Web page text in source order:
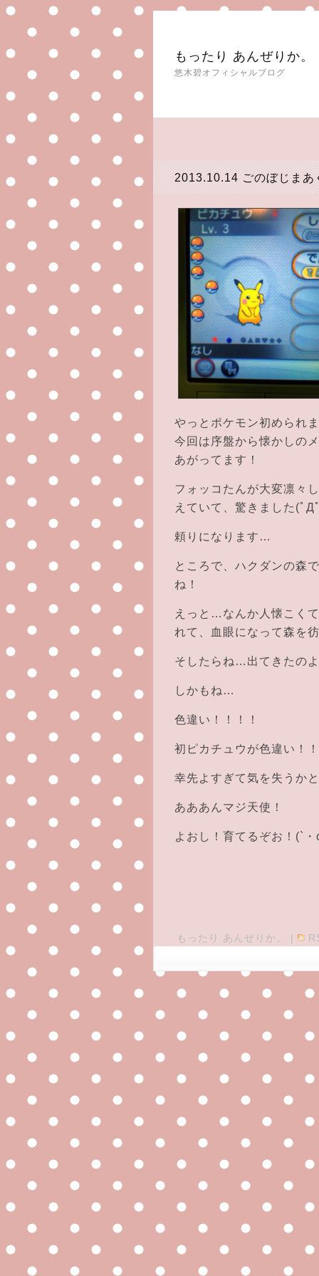
もったり あんぜりか。
悠木碧オフィシャルブログ
2013.10.14 ごのぼじまあ
やっとポケモン初められ
今回は序盤から懐かしの
あがってます！
フォッコたんが大変凛々
えていて、驚きました(ﾟД
頼りになります…
ところで、ハクダンの森
ね！
えっと…なんか人懐こく
れて、血眼になって森を
そしたらね…出てきたの
しかもね…
色違い！！！！
初ピカチュウが色違い！
幸先よすぎて気を失う
あああんマジ天使！
よおし！育てるぞお！(`
もったり あんぜりか。